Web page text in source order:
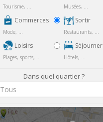
Tourisme, ...
Commerces
Mode, ...
Loisirs
Plages, sports, ...
Musées, ...
Sortir
Restaurants, ...
Séjourner
Hôtels, ...
Dans quel quartier ?
Tous